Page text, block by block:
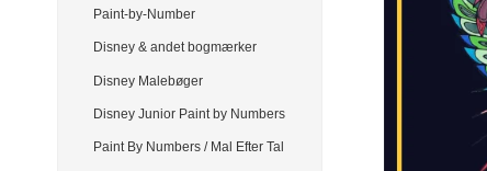
Paint-by-Number
Disney & andet bogmærker
Disney Malebøger
Disney Junior Paint by Numbers
Paint By Numbers / Mal Efter Tal